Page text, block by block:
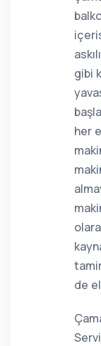
gibi
her
de